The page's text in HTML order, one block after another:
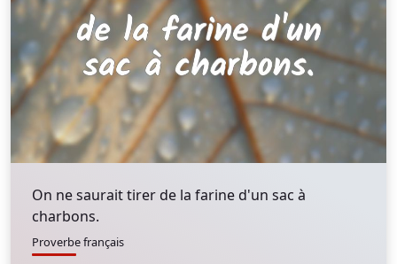
On ne saurait tirer de la farine d'un sac à
charbons.
Proverbe français